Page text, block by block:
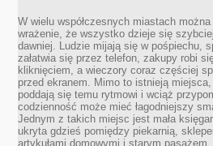
W wielu współczesnych miastach
wrażenie, że wszystko dzieje się
dawniej. Ludzie mijają się w pośpiechu,
załatwia się przez telefon, zakupy robi
kliknięciem, a wieczory coraz częściej
przed ekranem. Mimo to istnieją
poddają się temu rytmowi i wciąż
codzienność może mieć łagodniejszy
Jednym z takich miejsc jest mała
ukryta gdzieś pomiędzy piekarnią,
artykułami domowymi i starym